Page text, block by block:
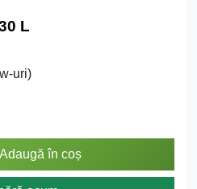
L
uri)
Adaugă în coș